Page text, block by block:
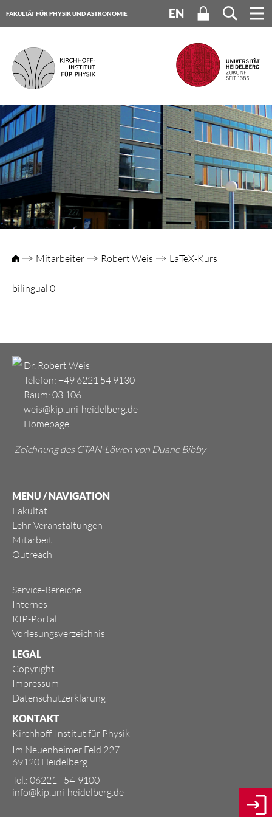
FAKULTÄT FÜR PHYSIK UND ASTRONOMIE EN
Mitarbeiter Robert Weis LaTeX-Kurs
bilingual 0
Dr. Robert Weis
Telefon: +49 6221 54 9130
Raum: 03.106
weis@kip.uni-heidelberg.de
Homepage
Zeichnung des CTAN-Löwen von Duane Bibby
MENU / NAVIGATION
Fakultät
Lehr-Veranstaltungen
Mitarbeit
Outreach
Service-Bereiche
Internes
KIP-Portal
Vorlesungsverzeichnis
LEGAL
Copyright
Impressum
Datenschutzerklärung
KONTAKT
Kirchhoff-Institut für Physik
Im Neuenheimer Feld 227
69120 Heidelberg
Tel.: 06221 - 54-9100
info@kip.uni-heidelberg.de